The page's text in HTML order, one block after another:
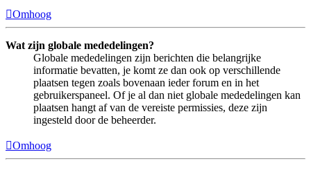
Omhoog
Wat zijn globale mededelingen?
Globale mededelingen zijn berichten die belangrijke
informatie bevatten, je komt ze dan ook op verschillende
plaatsen tegen zoals bovenaan ieder forum en in het
gebruikerspaneel. Of je al dan niet globale mededelingen kan
plaatsen hangt af van de vereiste permissies, deze zijn
ingesteld door de beheerder.
Omhoog